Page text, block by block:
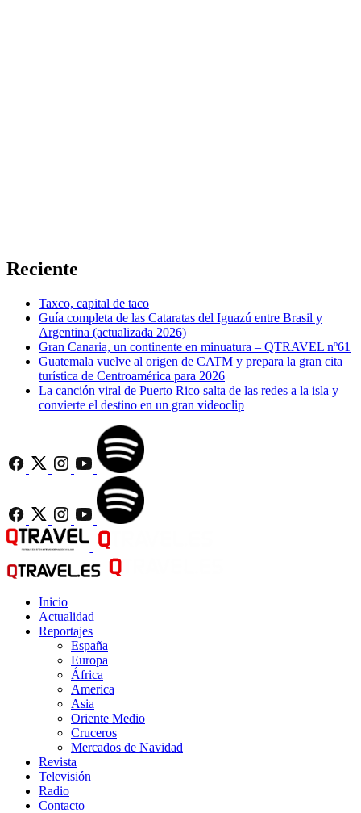
Reciente
Taxco, capital de taco
Guía completa de las Cataratas del Iguazú entre Brasil y
Argentina (actualizada 2026)
Gran Canaria, un continente en minuatura – QTRAVEL nº61
Guatemala vuelve al origen de CATM y prepara la gran cita
turística de Centroamérica para 2026
La canción viral de Puerto Rico salta de las redes a la isla y
convierte el destino en un gran videoclip
Inicio
Actualidad
Reportajes
España
Europa
África
America
Asia
Oriente Medio
Cruceros
Mercados de Navidad
Revista
Televisión
Radio
Contacto